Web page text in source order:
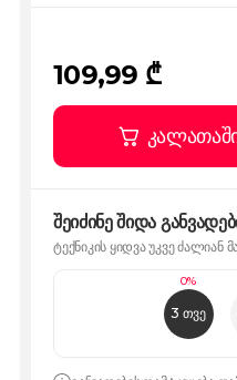
109,99 ₾
შეიძინე შიდა
ტექნიკის ყიდვა უკვე ძალიან
0%
3 თვე